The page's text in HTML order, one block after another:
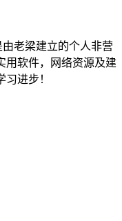
由老梁建立的个人非营
用软件，网络资源及建
进步！